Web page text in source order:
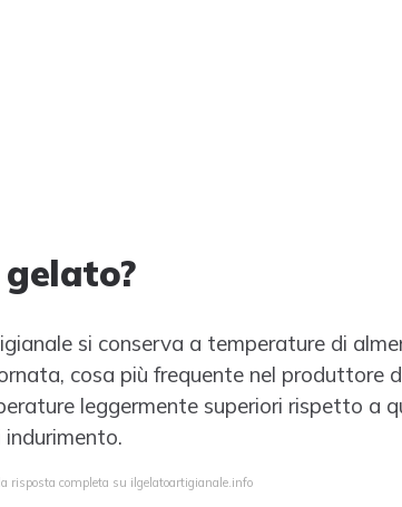
si conserva a temperature di
cosa più frequente nel produttore
leggermente superiori rispetto a
risposta completa su ilgelatoartigianale.info